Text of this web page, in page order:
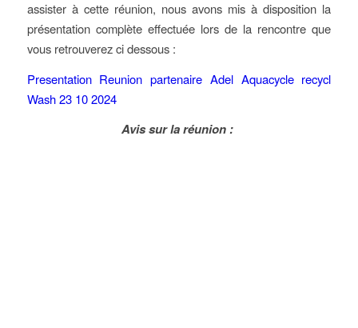
assister à cette réunion, nous avons mis à disposition la
présentation complète effectuée lors de la rencontre que
vous retrouverez ci dessous :
Presentation Reunion partenaire Adel Aquacycle recycl
Wash 23 10 2024
Avis sur la réunion :